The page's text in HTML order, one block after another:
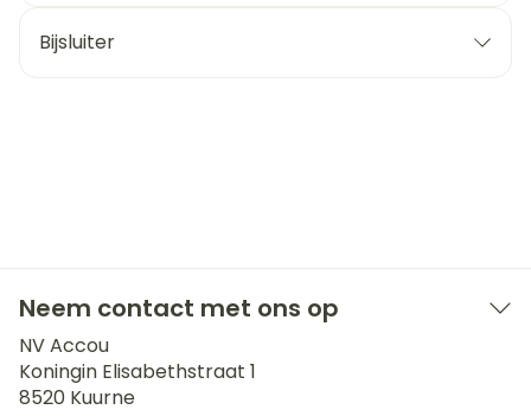
Bijsluiter
Neem contact met ons op
NV Accou
Koningin Elisabethstraat 1
8520 Kuurne